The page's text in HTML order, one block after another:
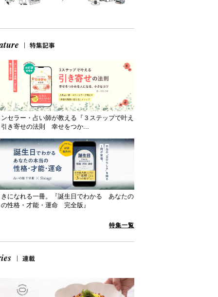
セラー・占い師が教える『３ステップで叶え
き寄せの法則 幸せをつか...
きになれる一冊。『誕生日でわかる あなたの
性格・才能・運命 完全版』
特集一覧